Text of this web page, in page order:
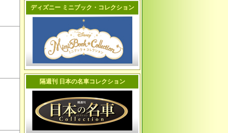
ディズニー ミニブック・コレクション
隔週刊 日本の名車コレクション